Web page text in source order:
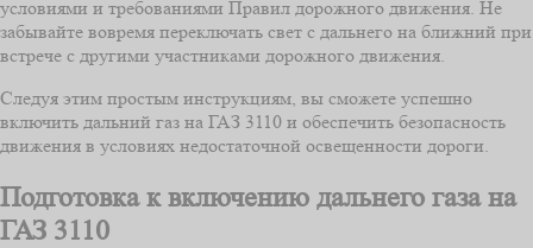
условиями и требованиями Правил дорожного движения. Не
забывайте вовремя переключать свет с дальнего на ближний при
встрече с другими участниками дорожного движения.
Следуя этим простым инструкциям, вы сможете успешно
включить дальний газ на ГАЗ 3110 и обеспечить безопасность
движения в условиях недостаточной освещенности дороги.
Подготовка к включению дальнего газа на
ГАЗ 3110